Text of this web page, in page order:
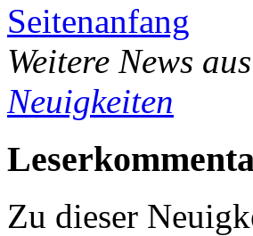
Seitenanfang
Weitere News
Neuigkeiten
Zu dieser